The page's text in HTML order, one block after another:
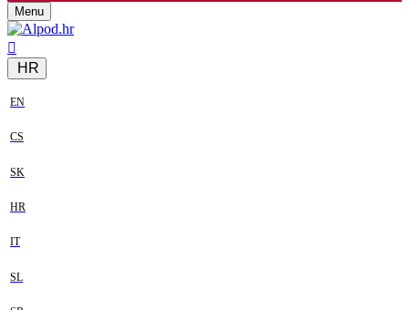
Menu
HR
EN
CS
SK
HR
IT
SL